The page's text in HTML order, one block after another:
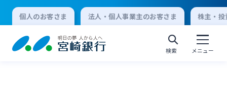
個人のお客さま 法人・個人事業主のお客さま 株主・
検索 メニュー